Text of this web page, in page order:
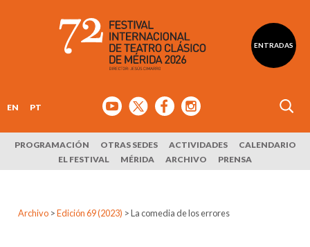
ENTRADAS
EN PT
PROGRAMACIÓN OTRAS SEDES ACTIVIDADES
CALENDARIO
EL FESTIVAL
MÉRIDA ARCHIVO PRENSA
Archivo > Edición 69 (2023) >La comedia de los errores